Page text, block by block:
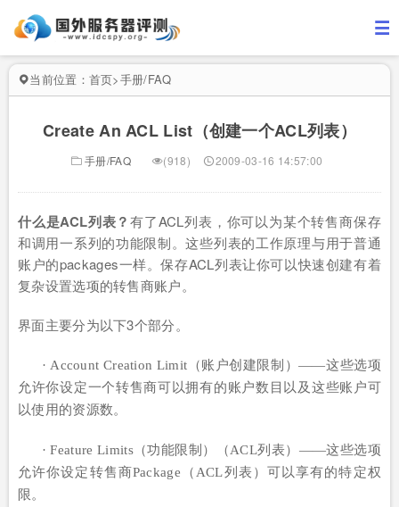
当前位置： 首页>手册/FAQ
Create An ACL List（创建一个ACL列表）
手册/FAQ (918) 2009-03-16 14:57:00
什么是ACL列表？有了ACL列表，你可以为某个转售商保存
和调用一系列的功能限制。这些列表的工作原理与用于普通
账户的packages一样。保存ACL列表让你可以快速创建有着
复杂设置选项的转售商账户。
界面主要分为以下3个部分。
· Account Creation Limit（账户创建限制）——这些选项
允许你设定一个转售商可以拥有的账户数目以及这些账户可
以使用的资源数。
· Feature Limits（功能限制）（ACL列表）——这些选项
允许你设定转售商Package（ACL列表）可以享有的特定权
限。